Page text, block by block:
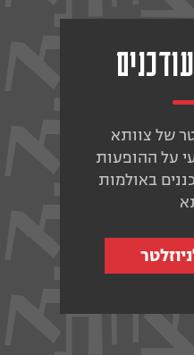
של צוותא
על ההופעות
באולמות